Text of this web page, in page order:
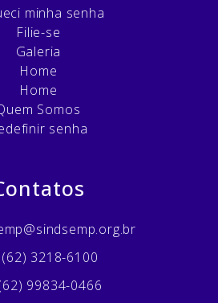
minha senha
Filie-se
Galeria
Home
Home
Somos
senha
(62) 3218-6100
99834-0466